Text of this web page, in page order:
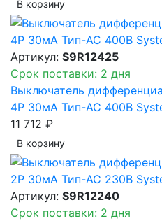
В корзинy
Артикул: S9R12425
Срок поставки: 2 дня
Выключатель
4P 30мА Тип-AC 400В
11 712 ₽
В корзинy
Артикул: S9R12240
Срок поставки: 2 дня